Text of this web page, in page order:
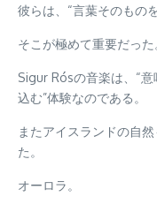
彼らは、“言葉そのもの
そこが極めて重要だった
Sigur Rósの音楽は、“
込む”体験なのである。
またアイスランドの自
た。
オーロラ。